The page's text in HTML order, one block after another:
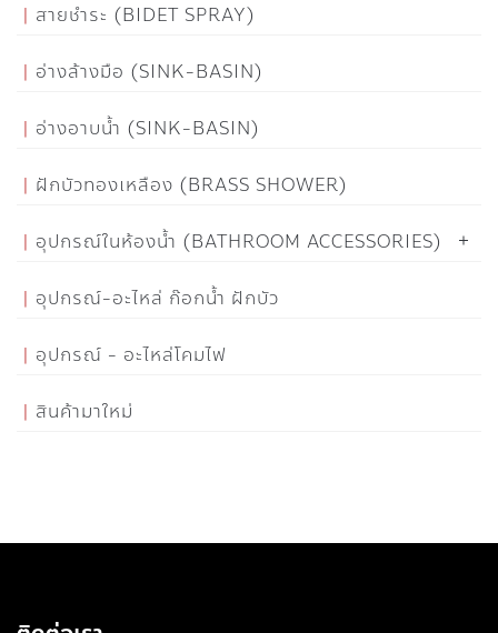
สายชำระ (BIDET SPRAY)
อ่างล้างมือ (SINK-BASIN)
อ่างอาบน้ำ (SINK-BASIN)
ฝักบัวทองเหลือง (BRASS SHOWER)
อุปกรณ์ในห้องน้ำ (BATHROOM ACCESSORIES)
อุปกรณ์-อะไหล่ ก๊อกน้ำ ฝักบัว
อุปกรณ์ - อะไหล่โคมไฟ
สินค้ามาใหม่